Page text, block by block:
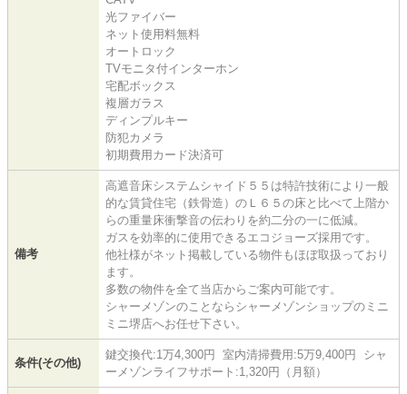
光ファイバー
ネット使用料無料
オートロック
TVモニタ付インターホン
宅配ボックス
複層ガラス
ディンプルキー
防犯カメラ
初期費用カード決済可
備考
高遮音床システムシャイド５５は特許技術により一般
的な賃貸住宅（鉄骨造）のＬ６５の床と比べて上階か
らの重量床衝撃音の伝わりを約二分の一に低減。
ガスを効率的に使用できるエコジョーズ採用です。
他社様がネット掲載している物件もほぼ取扱っており
ます。
多数の物件を全て当店からご案内可能です。
シャーメゾンのことならシャーメゾンショップのミニ
ミニ堺店へお任せ下さい。
条件(その他)
鍵交換代:1万4,300円 室内清掃費用:5万9,400円 シャ
ーメゾンライフサポート:1,320円（月額）